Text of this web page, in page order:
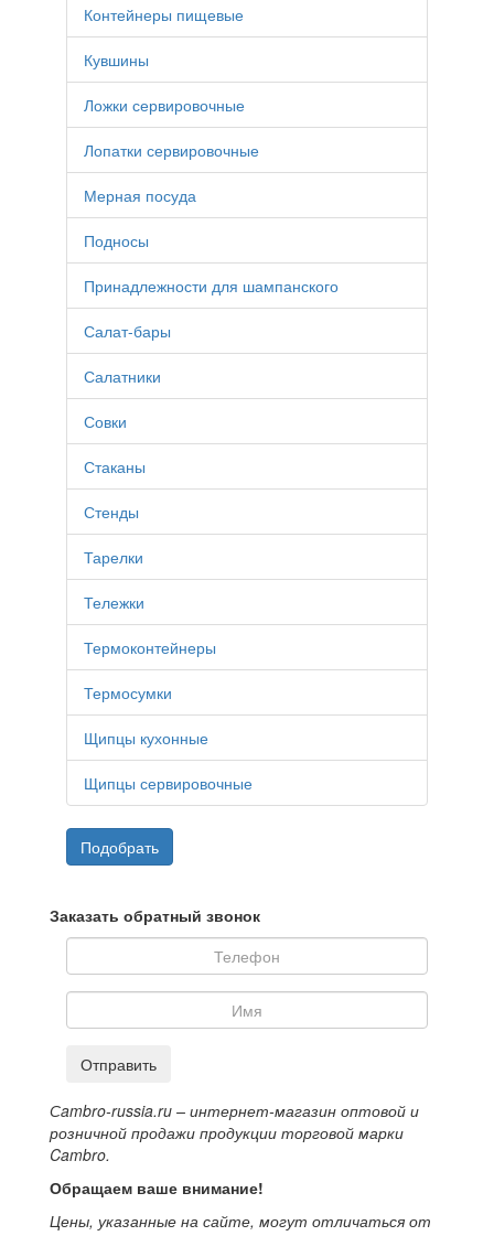
Контейнеры пищевые
Кувшины
Ложки сервировочные
Лопатки сервировочные
Мерная посуда
Подносы
Принадлежности для шампанского
Салат-бары
Салатники
Совки
Стаканы
Стенды
Тарелки
Тележки
Термоконтейнеры
Термосумки
Щипцы кухонные
Щипцы сервировочные
Подобрать
Заказать обратный звонок
Отправить
Сambro-russia.ru – интернет-магазин оптовой и
розничной продажи продукции торговой марки
Cambro.
Обращаем ваше внимание!
Цены, указанные на сайте, могут отличаться от